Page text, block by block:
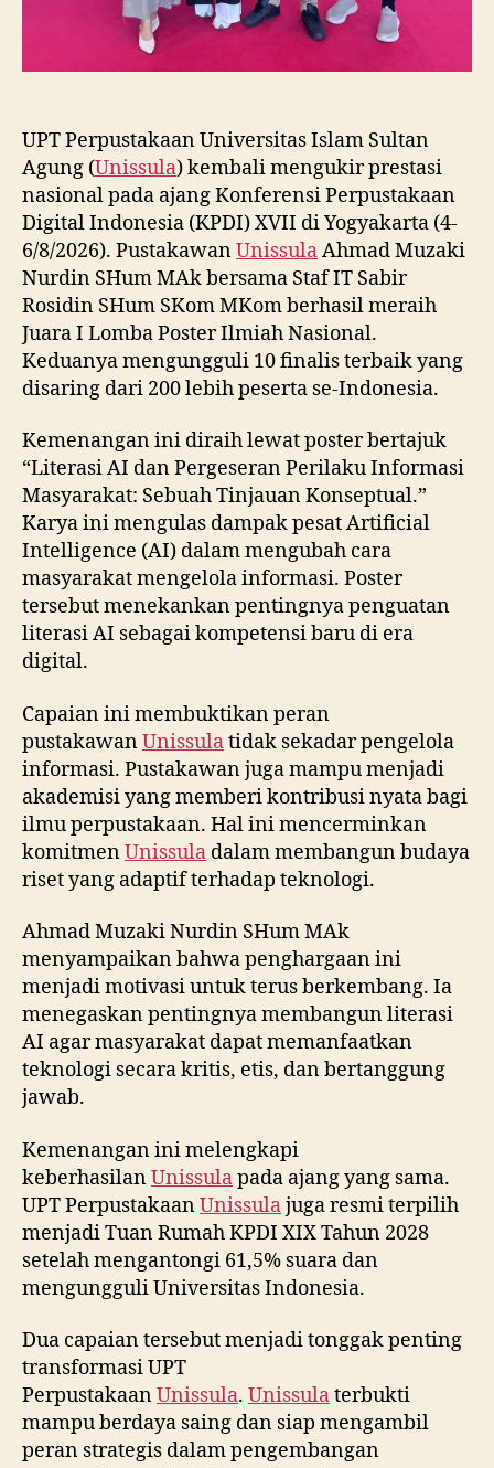
UPT Perpustakaan Universitas Islam Sultan
Agung (Unissula) kembali mengukir prestasi
nasional pada ajang Konferensi Perpustakaan
Digital Indonesia (KPDI) XVII di Yogyakarta (4-
6/8/2026). PustakawanUnissulaAhmad Muzaki
Nurdin SHum MAk bersama Staf IT Sabir
Rosidin SHum SKom MKom berhasil meraih
Juara I Lomba Poster Ilmiah Nasional.
Keduanya mengungguli 10 finalis terbaik yang
disaring dari 200 lebih peserta se-Indonesia.
Kemenangan ini diraih lewat poster bertajuk
“Literasi AI dan Pergeseran Perilaku Informasi
Masyarakat: Sebuah Tinjauan Konseptual.”
Karya ini mengulas dampak pesat Artificial
Intelligence (AI) dalam mengubah cara
masyarakat mengelola informasi. Poster
tersebut menekankan pentingnya penguatan
literasi AI sebagai kompetensi baru di era
digital.
Capaian ini membuktikan peran
pustakawanUnissulatidak sekadar pengelola
informasi. Pustakawan juga mampu menjadi
akademisi yang memberi kontribusi nyata bagi
ilmu perpustakaan. Hal ini mencerminkan
komitmenUnissula dalam membangun budaya
riset yang adaptif terhadap teknologi.
Ahmad Muzaki Nurdin SHum MAk
menyampaikan bahwa penghargaan ini
menjadi motivasi untuk terus berkembang. Ia
menegaskan pentingnya membangun literasi
AI agar masyarakat dapat memanfaatkan
teknologi secara kritis, etis, dan bertanggung
jawab.
Kemenangan ini melengkapi
keberhasilanUnissulapada ajang yang sama.
UPT PerpustakaanUnissulajuga resmi terpilih
menjadi Tuan Rumah KPDI XIX Tahun 2028
setelah mengantongi 61,5% suara dan
mengungguli Universitas Indonesia.
Dua capaian tersebut menjadi tonggak penting
transformasi UPT
PerpustakaanUnissula. Unissulaterbukti
mampu berdaya saing dan siap mengambil
peran strategis dalam pengembangan